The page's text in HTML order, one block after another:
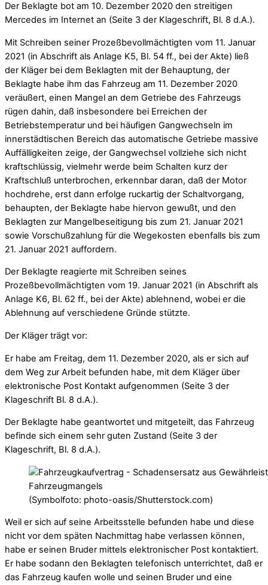
Der Beklagte bot am 10. Dezember 2020 den streitigen
Mercedes im Internet an (Seite 3 der Klageschrift, Bl. 8 d.A.).
Mit Schreiben seiner Prozeßbevollmächtigten vom 11. Januar
2021 (in Abschrift als Anlage K5, Bl. 54 ff., bei der Akte) ließ
der Kläger bei dem Beklagten mit der Behauptung, der
Beklagte habe ihm das Fahrzeug am 11. Dezember 2020
veräußert, einen Mangel an dem Getriebe des Fahrzeugs
rügen dahin, daß insbesondere bei Erreichen der
Betriebstemperatur und bei häufigen Gangwechseln im
innerstädtischen Bereich das automatische Getriebe massive
Auffälligkeiten zeige, der Gangwechsel vollziehe sich nicht
kraftschlüssig, vielmehr werde beim Schalten kurz der
Kraftschluß unterbrochen, erkennbar daran, daß der Motor
hochdrehe, erst dann erfolge ruckartig der Schaltvorgang,
behaupten, der Beklagte habe hiervon gewußt, und den
Beklagten zur Mangelbeseitigung bis zum 21. Januar 2021
sowie Vorschußzahlung für die Wegekosten ebenfalls bis zum
21. Januar 2021 auffordern.
Der Beklagte reagierte mit Schreiben seines
Prozeßbevollmächtigten vom 19. Januar 2021 (in Abschrift als
Anlage K6, Bl. 62 ff., bei der Akte) ablehnend, wobei er die
Ablehnung auf verschiedene Gründe stützte.
Der Kläger trägt vor:
Er habe am Freitag, dem 11. Dezember 2020, als er sich auf
dem Weg zur Arbeit befunden habe, mit dem Kläger über
elektronische Post Kontakt aufgenommen (Seite 3 der
Klageschrift Bl. 8 d.A.).
Der Beklagte habe geantwortet und mitgeteilt, das Fahrzeug
befinde sich einem sehr guten Zustand (Seite 3 der
Klageschrift, Bl. 8 d.A.).
(Symbolfoto: photo-oasis/Shutterstock.com)
Weil er sich auf seine Arbeitsstelle befunden habe und diese
nicht vor dem späten Nachmittag habe verlassen können,
habe er seinen Bruder mittels elektronischer Post kontaktiert.
Er habe sodann den Beklagten telefonisch unterrichtet, daß er
das Fahrzeug kaufen wolle und seinen Bruder und eine